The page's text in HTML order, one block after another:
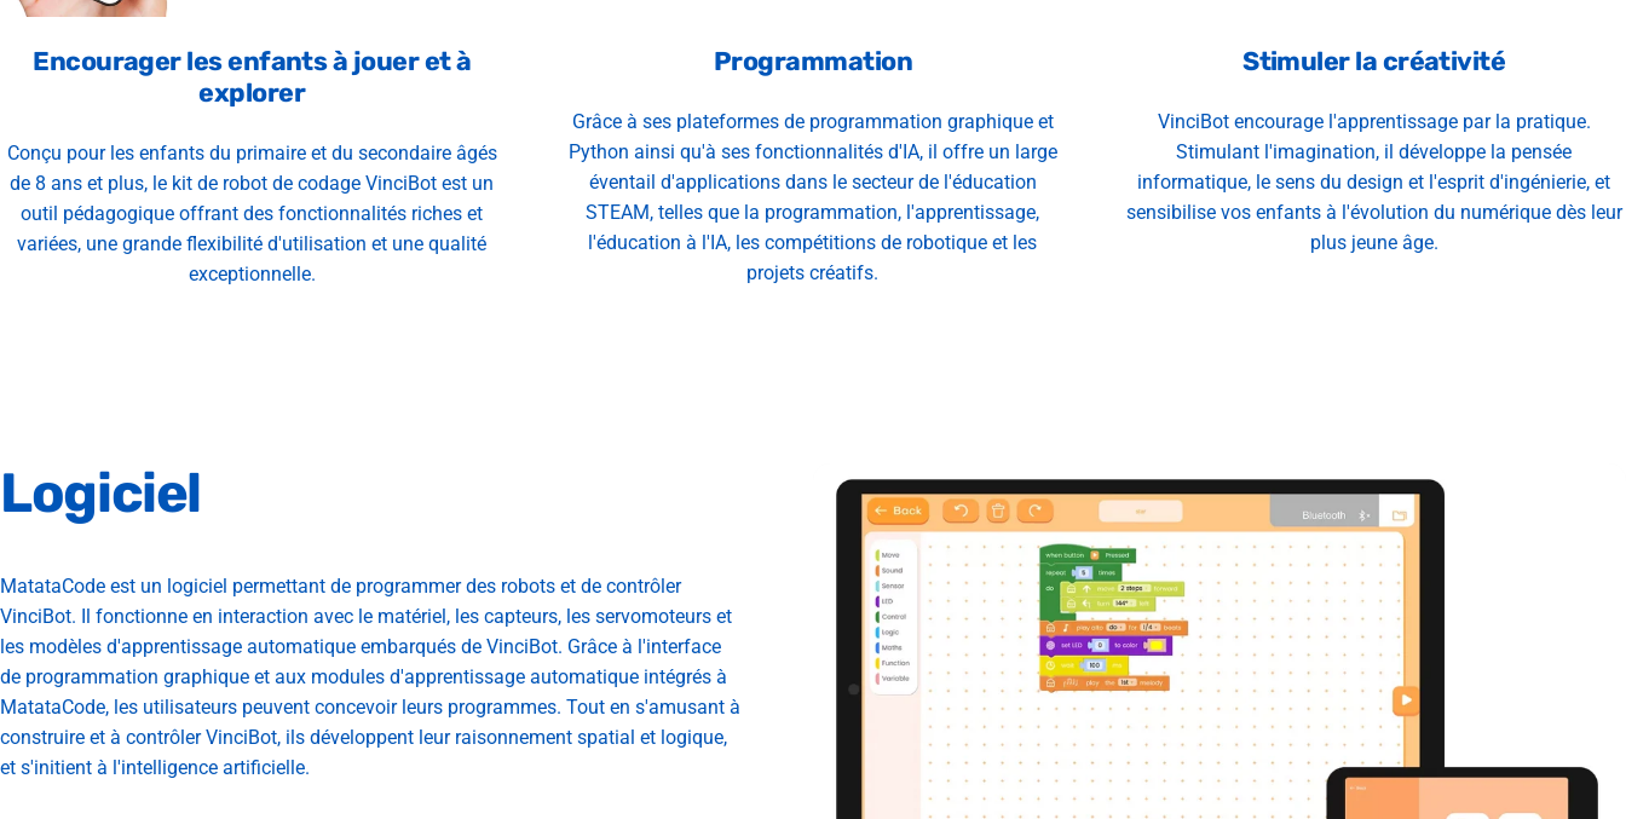
Encourager les enfants à jouer et à
explorer
Conçu pour les enfants du primaire et du secondaire âgés
de 8 ans et plus, le kit de robot de codage VinciBot est un
outil pédagogique offrant des fonctionnalités riches et
variées, une grande flexibilité d'utilisation et une qualité
exceptionnelle.
Programmation
Grâce à ses plateformes de programmation graphique et
Python ainsi qu'à ses fonctionnalités d'IA, il offre un large
éventail d'applications dans le secteur de l'éducation
STEAM, telles que la programmation, l'apprentissage,
l'éducation à l'IA, les compétitions de robotique et les
projets créatifs.
Stimuler la créativité
VinciBot encourage l'apprentissage par la pratique.
Stimulant l'imagination, il développe la pensée
informatique, le sens du design et l'esprit d'ingénierie, et
sensibilise vos enfants à l'évolution du numérique dès leur
plus jeune âge.
Logiciel
MatataCode est un logiciel permettant de programmer des robots et de contrôler
VinciBot. Il fonctionne en interaction avec le matériel, les capteurs, les servomoteurs et
les modèles d'apprentissage automatique embarqués de VinciBot. Grâce à l'interface
de programmation graphique et aux modules d'apprentissage automatique intégrés à
MatataCode, les utilisateurs peuvent concevoir leurs programmes. Tout en s'amusant à
construire et à contrôler VinciBot, ils développent leur raisonnement spatial et logique,
et s'initient à l'intelligence artificielle.